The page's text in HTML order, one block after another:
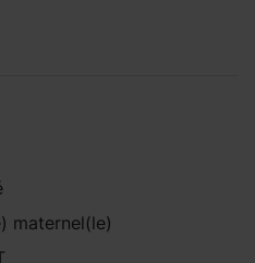
maternel(le)